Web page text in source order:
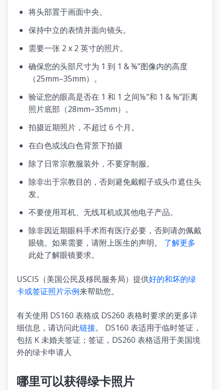
将头部置于画面中央。
保持中立的表情并面向镜头。
需要一张 2 x 2 英寸的照片。
确保您的头部尺寸为 1 到 1 & ⅜”图像内的高度
（25mm–35mm）。
验证您的眼高是否在 1 和 1 之间⅛”和 1 & ⅜”距离
照片底部（28mm–35mm）。
拍摄近期照片，不超过 6 个月。
在白色或浅白色背景下拍摄
除了日常宗教服装外，不要穿制服。
除非出于宗教目的，否则避免戴帽子或头巾遮住头
发。
不要使用耳机、无线耳机或其他电子产品。
除非因近期眼科手术而有医疗必要，否则请勿佩戴
眼镜。如果需要，请附上医生的声明。 了解更多
此处了解眼镜要求。
USCIS（美国公民及移民服务局）提供好的和坏的绿
卡或签证照片示例来帮助您。
有关使用 DS160 表格或 DS260 表格时要求的更多详
细信息，请访问此链接。 DS160 表适用于临时签证，
包括 K 未婚夫签证；签证，DS260 表格适用于美国境
外的绿卡申请人
哪里可以获得绿卡照片